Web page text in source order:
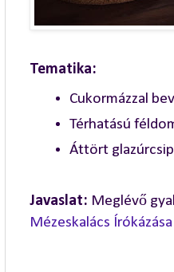
Tematika:
Cukormázzal
Térhatású
Áttört
Javaslat: Meglévő
Mézeskalács